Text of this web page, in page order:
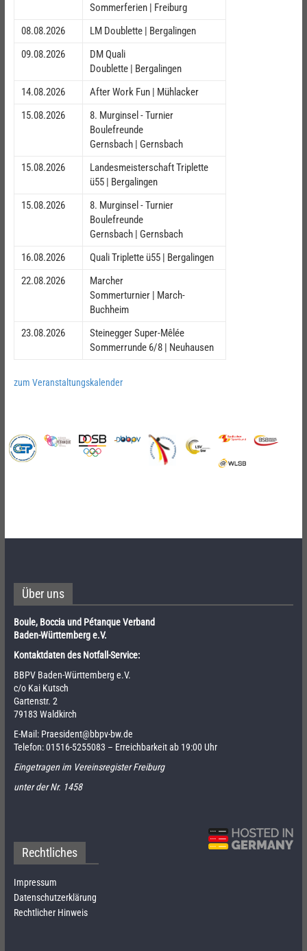
Sommerferien | Freiburg
08.08.2026
LM Doublette | Bergalingen
09.08.2026
DM Quali
Doublette | Bergalingen
14.08.2026
After Work Fun | Mühlacker
15.08.2026
8. Murginsel - Turnier
Boulefreunde
Gernsbach | Gernsbach
15.08.2026
Landesmeisterschaft Triplette
ü55 | Bergalingen
15.08.2026
8. Murginsel - Turnier
Boulefreunde
Gernsbach | Gernsbach
16.08.2026
Quali Triplette ü55 | Bergalingen
22.08.2026
Marcher
Sommerturnier | March-
Buchheim
23.08.2026
Steinegger Super-Mêlée
Sommerrunde 6/8 | Neuhausen
zum Veranstaltungskalender
Über uns
Boule, Boccia und Pétanque Verband
Baden-Württemberg e.V.
Kontaktdaten des Notfall-Service:
BBPV Baden-Württemberg e.V.
c/o Kai Kutsch
Gartenstr. 2
79183 Waldkirch
E-Mail: Praesident@bbpv-bw.de
Telefon:01516-5255083 – Erreichbarkeit ab 19:00 Uhr
Eingetragen im Vereinsregister Freiburg
unter der Nr. 1458
Rechtliches
Impressum
Datenschutzerklärung
Rechtlicher Hinweis